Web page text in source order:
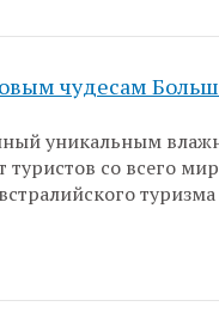
чудесам
уникальным
со всего